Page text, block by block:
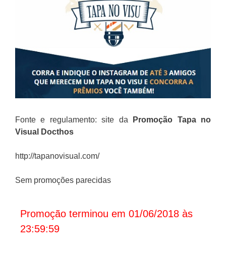
Fonte e regulamento: site da
Promoção Tapa no
Visual Docthos
http://tapanovisual.com/
Sem promoções parecidas
Promoção terminou em 01/06/2018 às
23:59:59